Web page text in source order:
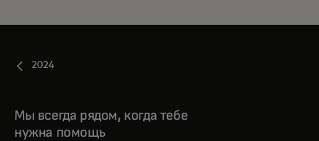
2024
Мы всегда рядом, когда тебе
нужна помощь